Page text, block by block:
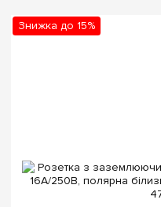
Знижка до 15%